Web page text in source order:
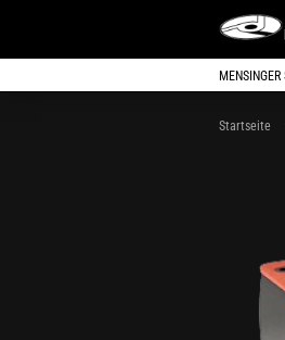
MENSINGER
Startseite